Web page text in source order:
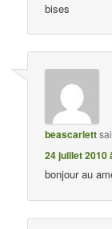
bises
beascarlett
24 juillet 2010
bonjour au